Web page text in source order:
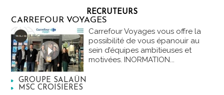
RECRUTEURS
CARREFOUR VOYAGES
Carrefour Voyages vous offre la
possibilité de vous épanouir au
sein d’équipes ambitieuses et
motivées. INORMATION...
GROUPE SALAÜN
MSC CROISIERES